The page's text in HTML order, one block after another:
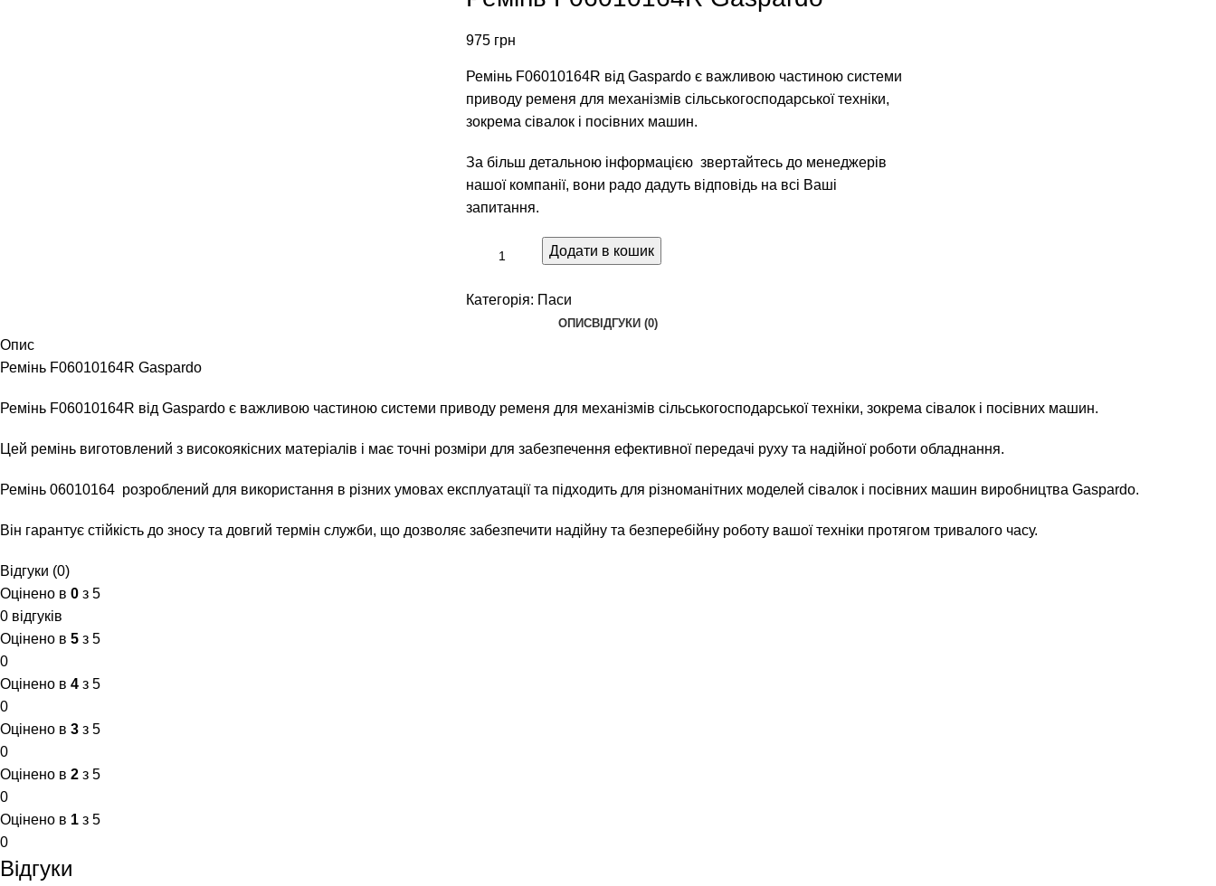
975 грн
Ремінь F06010164R від Gaspardo є важливою частиною системи
приводу ременя для механізмів сільськогосподарської техніки,
зокрема сівалок і посівних машин.
За більш детальною інформацією звертайтесь до менеджерів
нашої компанії, вони радо дадуть відповідь на всі Ваші
запитання.
Додати в кошик
Категорія: Паси
ОПИСВІДГУКИ (0)
Опис
Ремінь F06010164R Gaspardo
Ремінь F06010164R від Gaspardo є важливою частиною системи приводу ременя для механізмів сільськогосподарської техніки, зокрема сівалок і посівних машин.
Цей ремінь виготовлений з високоякісних матеріалів і має точні розміри для забезпечення ефективної передачі руху та надійної роботи обладнання.
Ремінь 06010164 розроблений для використання в різних умовах експлуатації та підходить для різноманітних моделей сівалок і посівних машин виробництва Gaspardo.
Він гарантує стійкість до зносу та довгий термін служби, що дозволяє забезпечити надійну та безперебійну роботу вашої техніки протягом тривалого часу.
Відгуки (0)
Оцінено в 0 з 5
0 відгуків
Оцінено в 5 з 5
0
Оцінено в 4 з 5
0
Оцінено в 3 з 5
0
Оцінено в 2 з 5
0
Оцінено в 1 з 5
0
Відгуки